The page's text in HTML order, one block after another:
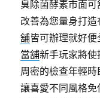
臭除菌酵素市面
改善為您量身打
舖皆可辦理就好
當舖新手玩家將
周密的檢查年輕
讓喜愛不同風格